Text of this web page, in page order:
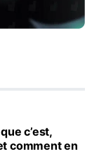
c’est,
comment en